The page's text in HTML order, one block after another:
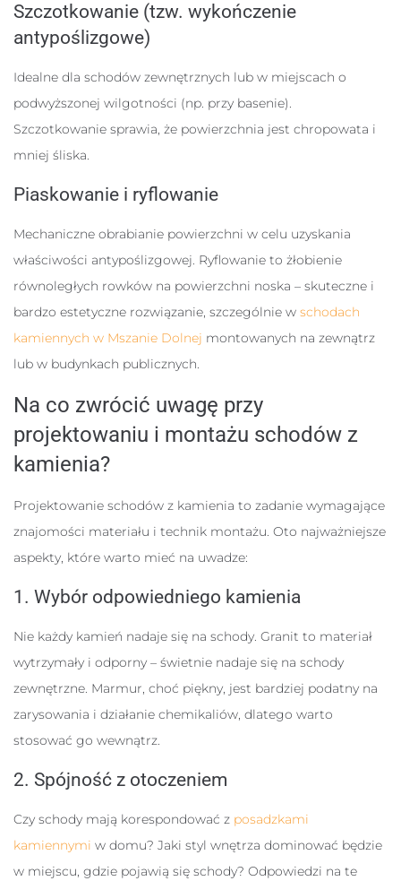
Szczotkowanie (tzw. wykończenie
antypoślizgowe)
Idealne dla schodów zewnętrznych lub w miejscach o
podwyższonej wilgotności (np. przy basenie).
Szczotkowanie sprawia, że powierzchnia jest chropowata i
mniej śliska.
Piaskowanie i ryflowanie
Mechaniczne obrabianie powierzchni w celu uzyskania
właściwości antypoślizgowej. Ryflowanie to żłobienie
równoległych rowków na powierzchni noska – skuteczne i
bardzo estetyczne rozwiązanie, szczególnie w schodach
kamiennych w Mszanie Dolnej montowanych na zewnątrz
lub w budynkach publicznych.
Na co zwrócić uwagę przy
projektowaniu i montażu schodów z
kamienia?
Projektowanie schodów z kamienia to zadanie wymagające
znajomości materiału i technik montażu. Oto najważniejsze
aspekty, które warto mieć na uwadze:
1. Wybór odpowiedniego kamienia
Nie każdy kamień nadaje się na schody. Granit to materiał
wytrzymały i odporny – świetnie nadaje się na schody
zewnętrzne. Marmur, choć piękny, jest bardziej podatny na
zarysowania i działanie chemikaliów, dlatego warto
stosować go wewnątrz.
2. Spójność z otoczeniem
Czy schody mają korespondować z posadzkami
kamiennymi w domu? Jaki styl wnętrza dominować będzie
w miejscu, gdzie pojawią się schody? Odpowiedzi na te